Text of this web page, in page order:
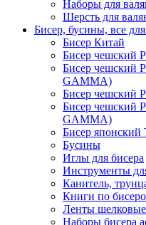
Наборы для
Шерсть для
Бисер, бусины, все
Бисер Китай
Бисер чешский
Бисер чешский
GAMMA)
Бисер чешский
Бисер чешский
GAMMA)
Бисер японский
Бусины
Иглы для бисера
Инструменты
Канитель,
Книги по
Ленты шелковые
Наборы бисера